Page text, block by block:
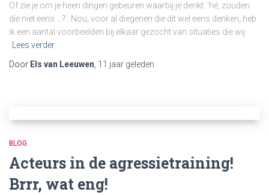
Of zie je om je heen dingen gebeuren waarbij je denkt: ‘hé, zouden
die niet eens …?’. Nou, voor al diegenen die dit wel eens denken, heb
ik een aantal voorbeelden bij elkaar gezocht van situaties die wij
Lees verder
Door Els van Leeuwen, 11 jaar geleden
BLOG
Acteurs in de agressietraining!
Brrr, wat eng!